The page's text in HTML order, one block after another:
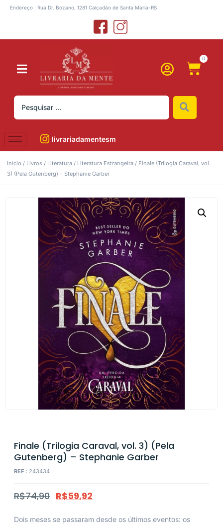
Endereço : Rua Dr. Bozano, 1281 Calçadão de Santa Maria-RS
0
livrariadamentesm
Início / Livros / Literatura / Literatura Estrangeira / Finale (Trilogia Caraval, vol.
3) (Pela Gutenberg) – Stephanie Garber
Finale (Trilogia Caraval, vol. 3) (Pela
Gutenberg) – Stephanie Garber
REF : 243434
R$74,90 R$59,92
Dois meses se passaram desde os últimos eventos: os